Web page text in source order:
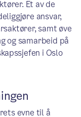
Et av de
ansvar,
samt øve
og samarbeid på
i Oslo
evne til å